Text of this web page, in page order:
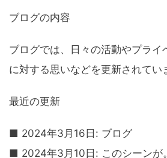
ブログの内容
ブログでは、日々の活動やプライ
に対する思いなどを更新されてい
最近の更新
■ 2024年3月16日: ブログ
■ 2024年3月10日: このシーンが。